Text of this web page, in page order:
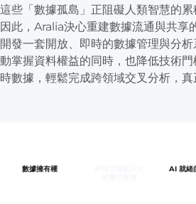
這些「數據孤島」正阻礙人類智慧的累
因此，Aralia決心重建數據流通與共享
開發一套開放、即時的數據管理與分
動掌握資料權益的同時，也降低技術
時數據，輕鬆完成跨領域交叉分析，真
數據擁有權 AI 就緒